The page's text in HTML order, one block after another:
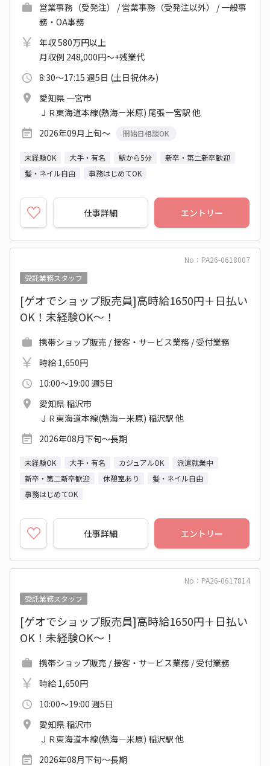
営業事務（受発注） / 営業事務（受発注以外） / 一般事
務・OA事務
年収 580万円以上
月収例 248,000円～+残業代
8:30～17:15 週5日 (土日祝休み)
愛知県 一宮市
ＪＲ東海道本線(熱海－米原) 尾張一宮駅 他
2026年09月上旬～
開始日相談OK
未経験OK 大手・有名 駅から5分
新卒・第二新卒歓迎
髪・ネイル自由
事務はじめてOK
仕事詳細 エントリー
No：PA26-0618007
受託業務スタッフ
[ゲオでショップ販売員]高時給1650円＋日払い
OK！未経験OK～！
携帯ショップ販売 / 接客・サービス業務 / 受付業務
時給 1,650円
10:00～19:00 週5日
愛知県 稲沢市
ＪＲ東海道本線(熱海－米原) 稲沢駅 他
2026年08月下旬～長期
未経験OK 大手・有名 カジュアルOK
派遣就業中
新卒・第二新卒歓迎
休憩室あり
髪・ネイル自由
事務はじめてOK
仕事詳細 エントリー
No：PA26-0617814
受託業務スタッフ
[ゲオでショップ販売員]高時給1650円＋日払い
OK！未経験OK～！
携帯ショップ販売 / 接客・サービス業務 / 受付業務
時給 1,650円
10:00～19:00 週5日
愛知県 稲沢市
ＪＲ東海道本線(熱海－米原) 稲沢駅 他
2026年08月下旬～長期